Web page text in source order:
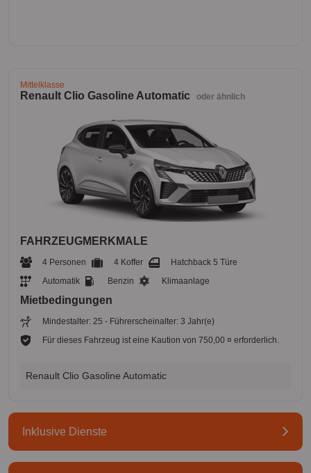
Mittelklasse
Renault Clio Gasoline Automatic oder ähnlich
FAHRZEUGMERKMALE
4 Personen 4 Koffer
Hatchback 5 Türe
Automatik
Benzin Klimaanlage
Mietbedingungen
Mindestalter: 25 - Führerscheinalter: 3 Jahr(e)
Für dieses Fahrzeug ist eine Kaution von 750,00 ¤ erforderlich.
Renault Clio Gasoline Automatic
Inklusive Dienste